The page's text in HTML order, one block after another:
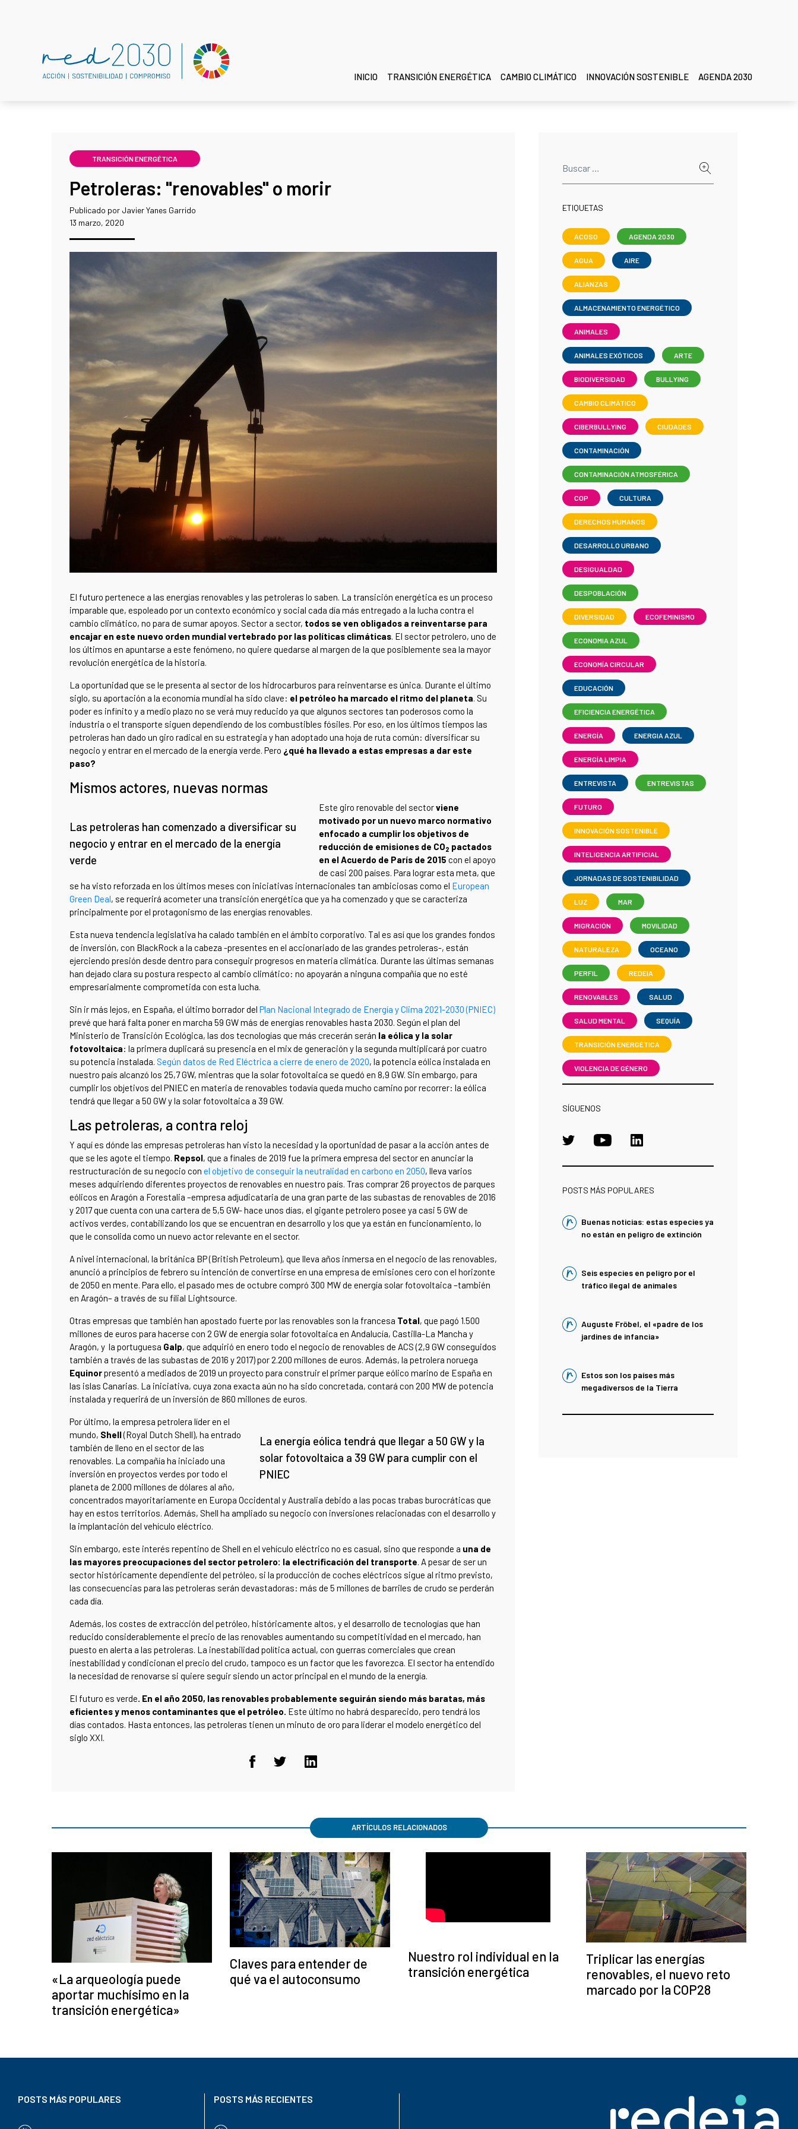
INICIO TRANSICIÓN ENERGÉTICA CAMBIO CLIMÁTICO INNOVACIÓN SOSTENIBLE AGENDA 2030
TRANSICIÓN ENERGÉTICA
Petroleras: "renovables" o morir
Publicado por Javier Yanes Garrido
13 marzo, 2020
El futuro pertenece a las energías renovables y las petroleras lo saben. La transición energética es un proceso
imparable que, espoleado por un contexto económico y social cada día más entregado a la lucha contra el
cambio climático, no para de sumar apoyos. Sector a sector, todos se ven obligados a reinventarse para
encajar en este nuevo orden mundial vertebrado por las políticas climáticas. El sector petrolero, uno de
los últimos en apuntarse a este fenómeno, no quiere quedarse al margen de la que posiblemente sea la mayor
revolución energética de la historia.
La oportunidad que se le presenta al sector de los hidrocarburos para reinventarse es única. Durante el último
siglo, su aportación a la economía mundial ha sido clave: el petróleo ha marcado el ritmo del planeta. Su
poder es infinito y a medio plazo no se verá muy reducido ya que algunos sectores tan poderosos como la
industria o el transporte siguen dependiendo de los combustibles fósiles. Por eso, en los últimos tiempos las
petroleras han dado un giro radical en su estrategia y han adoptado una hoja de ruta común: diversificar su
negocio y entrar en el mercado de la energía verde. Pero ¿qué ha llevado a estas empresas a dar este
paso?
Mismos actores, nuevas normas
Las petroleras han comenzado a diversificar su
negocio y entrar en el mercado de la energía
verde
Este giro renovable del sectorviene
motivado por un nuevo marco normativo
enfocado a cumplir los objetivos de
reducción de emisiones de CO2 pactados
en el Acuerdo de París de 2015 con el apoyo
de casi 200 países. Para lograr esta meta, que
se ha visto reforzada en los últimos meses con iniciativas internacionales tan ambiciosas como el European
Green Deal, se requerirá acometer una transición energética que ya ha comenzado y que se caracteriza
principalmente por el protagonismo de las energías renovables.
Esta nueva tendencia legislativa ha calado también en el ámbito corporativo. Tal es así que los grandes fondos
de inversión, con BlackRock a la cabeza -presentes en el accionariado de las grandes petroleras-, están
ejerciendo presión desde dentro para conseguir progresos en materia climática. Durante las últimas semanas
han dejado clara su postura respecto al cambio climático: no apoyarán a ninguna compañía que no esté
empresarialmente comprometida con esta lucha.
Sin ir más lejos, en España, el último borrador del Plan Nacional Integrado de Energía y Clima 2021-2030 (PNIEC)
prevé que hará falta poner en marcha 59 GW más de energías renovables hasta 2030. Según el plan del
Ministerio de Transición Ecológica, las dos tecnologías que más crecerán serán la eólica y la solar
fotovoltaica: la primera duplicará su presencia en el mix de generación y la segunda multiplicará por cuatro
su potencia instalada. Según datos de Red Eléctrica a cierre de enero de 2020, la potencia eólica instalada en
nuestro país alcanzó los 25,7 GW, mientras que la solar fotovoltaica se quedó en 8,9 GW. Sin embargo, para
cumplir los objetivos del PNIEC en materia de renovables todavía queda mucho camino por recorrer: la eólica
tendrá que llegar a 50 GW y la solar fotovoltaica a 39 GW.
Las petroleras, a contra reloj
Y aquí es dónde las empresas petroleras han visto la necesidad y la oportunidad de pasar a la acción antes de
que se les agote el tiempo. Repsol, que a finales de 2019 fue la primera empresa del sector en anunciar la
restructuración de su negocio con el objetivo de conseguir la neutralidad en carbono en 2050, lleva varios
meses adquiriendo diferentes proyectos de renovables en nuestro país. Tras comprar 26 proyectos de parques
eólicos en Aragón a Forestalia –empresa adjudicataria de una gran parte de las subastas de renovables de 2016
y 2017 que cuenta con una cartera de 5,5 GW- hace unos días, el gigante petrolero posee ya casi 5 GW de
activos verdes, contabilizando los que se encuentran en desarrollo y los que ya están en funcionamiento, lo
que le consolida como un nuevo actor relevante en el sector.
A nivel internacional, la británica BP (British Petroleum), que lleva años inmersa en el negocio de las renovables,
anunció a principios de febrero su intención de convertirse en una empresa de emisiones cero con el horizonte
de 2050 en mente. Para ello, el pasado mes de octubre compró 300 MW de energía solar fotovoltaica –también
en Aragón– a través de su filial Lightsource.
Otras empresas que también han apostado fuerte por las renovables son la francesa Total, que pagó 1.500
millones de euros para hacerse con 2 GW de energía solar fotovoltaica en Andalucía, Castilla-La Mancha y
Aragón, y la portuguesa Galp, que adquirió en enero todo el negocio de renovables de ACS (2,9 GW conseguidos
también a través de las subastas de 2016 y 2017) por 2.200 millones de euros. Además, la petrolera noruega
Equinorpresentó a mediados de 2019 un proyecto para construir el primer parque eólico marino de España en
las islas Canarias. La iniciativa, cuya zona exacta aún no ha sido concretada, contará con 200 MW de potencia
instalada y requerirá de un inversión de 860 millones de euros.
La energía eólica tendrá que llegar a 50 GW y la
solar fotovoltaica a 39 GW para cumplir con el
PNIEC
Por último, la empresa petrolera líder en el
mundo, Shell(Royal Dutch Shell), ha entrado
también de lleno en el sector de las
renovables. La compañía ha iniciado una
inversión en proyectos verdes por todo el
planeta de 2.000 millones de dólares al año,
concentrados mayoritariamente en Europa Occidental y Australia debido a las pocas trabas burocráticas que
hay en estos territorios. Además, Shell ha ampliado su negocio con inversiones relacionadas con el desarrollo y
la implantación del vehículo eléctrico.
Sin embargo, este interés repentino de Shell en el vehículo eléctrico no es casual, sino que responde a una de
las mayores preocupaciones del sector petrolero: la electrificación del transporte. A pesar de ser un
sector históricamente dependiente del petróleo, si la producción de coches eléctricos sigue al ritmo previsto,
las consecuencias para las petroleras serán devastadoras: más de 5 millones de barriles de crudo se perderán
cada día.
Además, los costes de extracción del petróleo, históricamente altos, y el desarrollo de tecnologías que han
reducido considerablemente el precio de las renovables aumentando su competitividad en el mercado, han
puesto en alerta a las petroleras. La inestabilidad política actual, con guerras comerciales que crean
inestabilidad y condicionan el precio del crudo, tampoco es un factor que les favorezca. El sector ha entendido
la necesidad de renovarse si quiere seguir siendo un actor principal en el mundo de la energía.
El futuro es verde. En el año 2050, las renovables probablemente seguirán siendo más baratas, más
eficientes y menos contaminantes que el petróleo. Este último no habrá desparecido, pero tendrá los
días contados. Hasta entonces, las petroleras tienen un minuto de oro para liderar el modelo energético del
siglo XXI.
ETIQUETAS
ACOSO AGENDA 2030
AGUA AIRE
ALIANZAS
ALMACENAMIENTO ENERGÉTICO
ANIMALES
ANIMALES EXÓTICOS ARTE
BIODIVERSIDAD BULLYING
CAMBIO CLIMÁTICO
CIBERBULLYING CIUDADES
CONTAMINACIÓN
CONTAMINACIÓN ATMOSFÉRICA
COP CULTURA
DERECHOS HUMANOS
DESARROLLO URBANO
DESIGUALDAD
DESPOBLACIÓN
DIVERSIDAD ECOFEMINISMO
ECONOMIA AZUL
ECONOMÍA CIRCULAR
EDUCACIÓN
EFICIENCIA ENERGÉTICA
ENERGÍA ENERGIA AZUL
ENERGÍA LIMPIA
ENTREVISTA ENTREVISTAS
FUTURO
INNOVACIÓN SOSTENIBLE
INTELIGENCIA ARTIFICIAL
JORNADAS DE SOSTENIBILIDAD
LUZ MAR
MIGRACIÓN MOVILIDAD
NATURALEZA OCEANO
PERFIL REDEIA
RENOVABLES SALUD
SALUD MENTAL SEQUÍA
TRANSICIÓN ENERGÉTICA
VIOLENCIA DE GÉNERO
SÍGUENOS
POSTS MÁS POPULARES
Buenas noticias: estas especies ya
no están en peligro de extinción
Seis especies en peligro por el
tráfico ilegal de animales
Auguste Fröbel, el «padre de los
jardines de infancia»
Estos son los países más
megadiversos de la Tierra
ARTÍCULOS RELACIONADOS
«La arqueología puede
aportar muchísimo en la
transición energética»
Claves para entender de
qué va el autoconsumo
Nuestro rol individual en la
transición energética
Triplicar las energías
renovables, el nuevo reto
marcado por la COP28
POSTS MÁS POPULARES POSTS MÁS RECIENTES